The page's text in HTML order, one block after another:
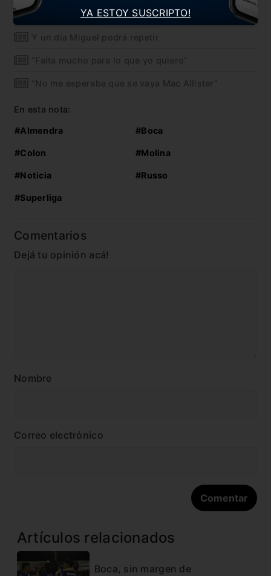
Boca, sin margen de error en Santa Fe
Y un día Miguel podrá repetir
“Falta mucho para lo que yo quiero”
“No me esperaba que se vaya Mac Allister”
En esta nota:
#Almendra #Boca
#Colon #Molina
#Noticia #Russo
#Superliga
Comentarios
Dejá tu opinión acá!
Nombre
Correo electrónico
Artículos relacionados
Boca, sin margen de
YA ESTOY SUSCRIPTO!